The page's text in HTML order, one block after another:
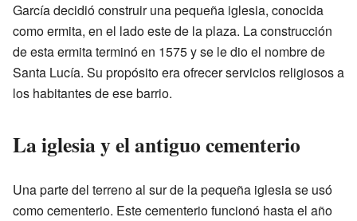
García decidió construir una pequeña iglesia, conocida
como ermita, en el lado este de la plaza. La construcción
de esta ermita terminó en 1575 y se le dio el nombre de
Santa Lucía. Su propósito era ofrecer servicios religiosos a
los habitantes de ese barrio.
La iglesia y el antiguo cementerio
Una parte del terreno al sur de la pequeña iglesia se usó
como cementerio. Este cementerio funcionó hasta el año